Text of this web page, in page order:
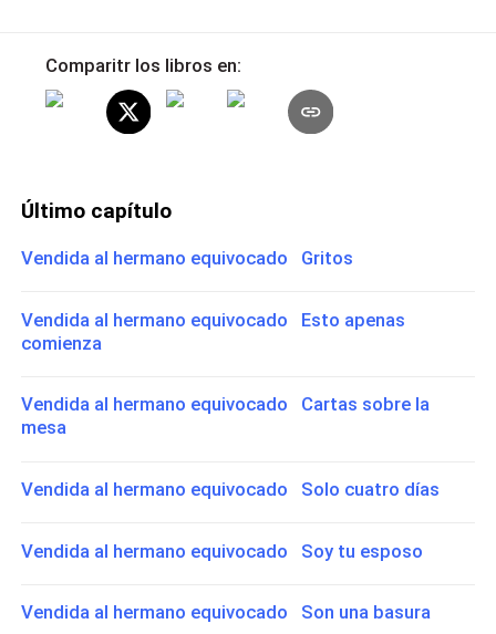
Comparitr los libros en:
Último capítulo
Vendida al hermano equivocado Gritos
Vendida al hermano equivocado Esto apenas
comienza
Vendida al hermano equivocado Cartas sobre la
mesa
Vendida al hermano equivocado Solo cuatro días
Vendida al hermano equivocado Soy tu esposo
Vendida al hermano equivocado Son una basura